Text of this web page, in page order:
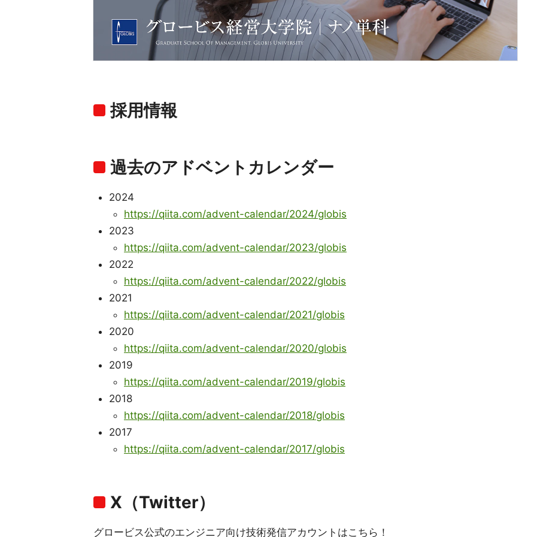
採用情報
過去のアドベントカレンダー
2024
https://qiita.com/advent-calendar/2024/globis
2023
https://qiita.com/advent-calendar/2023/globis
2022
https://qiita.com/advent-calendar/2022/globis
2021
https://qiita.com/advent-calendar/2021/globis
2020
https://qiita.com/advent-calendar/2020/globis
2019
https://qiita.com/advent-calendar/2019/globis
2018
https://qiita.com/advent-calendar/2018/globis
2017
https://qiita.com/advent-calendar/2017/globis
X（Twitter）
グロービス公式のエンジニア向け技術発信アカウントはこちら！